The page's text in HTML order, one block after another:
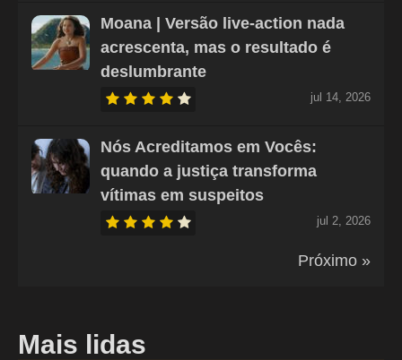
Moana | Versão live-action nada
acrescenta, mas o resultado é
deslumbrante
jul 14, 2026
Nós Acreditamos em Vocês:
quando a justiça transforma
vítimas em suspeitos
jul 2, 2026
Próximo »
Mais lidas